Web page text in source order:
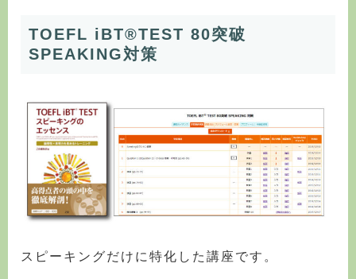
TOEFL iBT®TEST 80突破
SPEAKING対策
スピーキングだけに特化した講座です。